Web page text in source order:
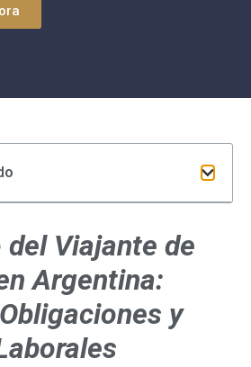
Viajante de
Argentina:
y